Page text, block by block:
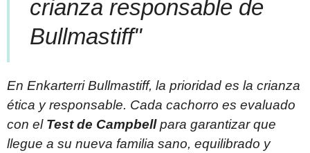
crianza responsable de
Bullmastiff"
En Enkarterri Bullmastiff, la prioridad es la crianza
ética y responsable. Cada cachorro es evaluado
con el Test de Campbellpara garantizar que
llegue a su nueva familia sano, equilibrado y